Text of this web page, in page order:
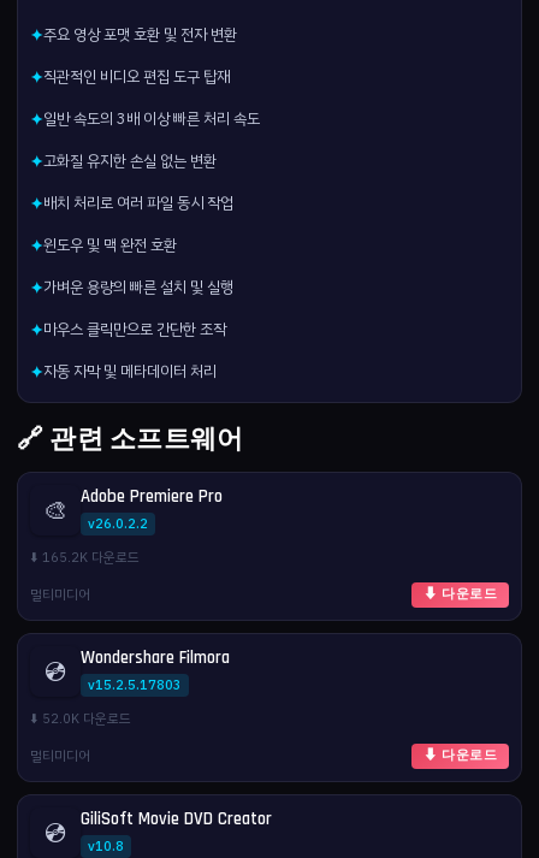
✦주요 영상 포맷 호환 및 전자 변환
✦직관적인 비디오 편집 도구 탑재
✦일반 속도의 3배 이상 빠른 처리 속도
✦고화질 유지한 손실 없는 변환
✦배치 처리로 여러 파일 동시 작업
✦윈도우 및 맥 완전 호환
✦가벼운 용량의 빠른 설치 및 실행
✦마우스 클릭만으로 간단한 조작
✦자동 자막 및 메타데이터 처리
🔗 관련 소프트웨어
🎨 Adobe Premiere Pro
v26.0.2.2
⬇️ 165.2K 다운로드
멀티미디어
⬇ 다운로드
💿 Wondershare Filmora
v15.2.5.17803
⬇️ 52.0K 다운로드
멀티미디어
⬇ 다운로드
💿 GiliSoft Movie DVD Creator
v10.8